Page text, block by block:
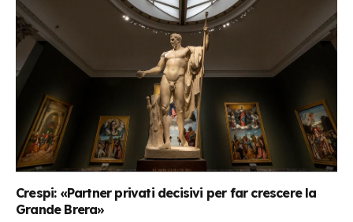
Crespi: «Partner privati decisivi per far crescere la
Grande Brera»